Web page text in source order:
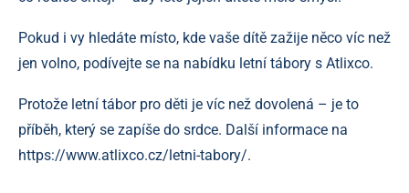
Pokud i vy hledáte místo, kde vaše dítě zažije něco víc než
jen volno, podívejte se na nabídku letní tábory s Atlixco.
Protože letní tábor pro děti je víc než dovolená – je to
příběh, který se zapíše do srdce. Další informace na
https://www.atlixco.cz/letni-tabory/.